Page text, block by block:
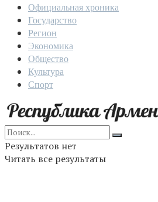
Официальная хроника
Государство
Регион
Экономика
Общество
Культура
Спорт
Результатов нет
Читать все результаты